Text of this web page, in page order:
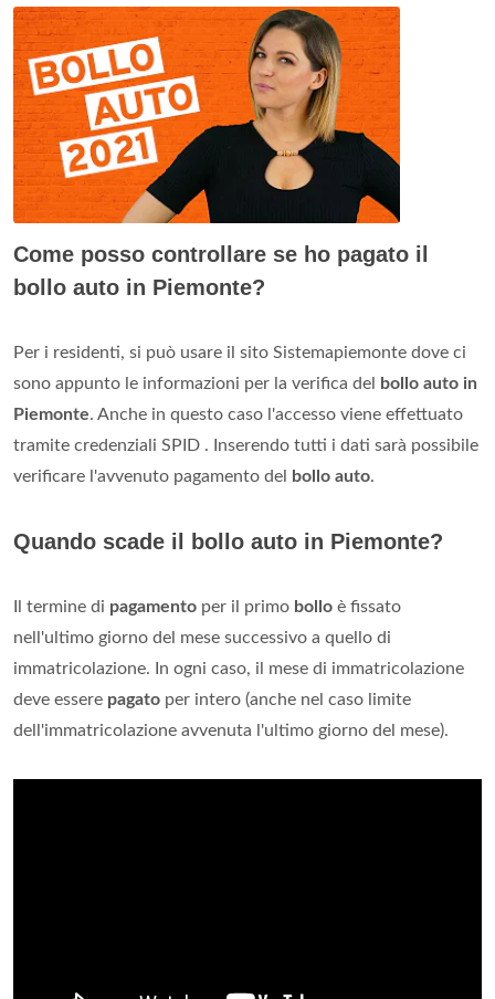
Come posso controllare se ho pagato il
bollo auto in Piemonte?
Per i residenti, si può usare il sito Sistemapiemonte dove ci
sono appunto le informazioni per la verifica del
bollo auto in
Piemonte. Anche in questo caso l'accesso viene effettuato
tramite credenziali SPID . Inserendo tutti i dati sarà possibile
verificare l'avvenuto pagamento del
bollo auto.
Quando scade il bollo auto in Piemonte?
Il termine di pagamento per il primo bollo è fissato
nell'ultimo giorno del mese successivo a quello di
immatricolazione. In ogni caso, il mese di immatricolazione
deve essere pagato per intero (anche nel caso limite
dell'immatricolazione avvenuta l'ultimo giorno del mese).